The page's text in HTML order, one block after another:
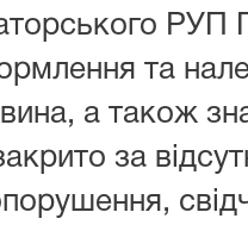
РУП
та
а також
за